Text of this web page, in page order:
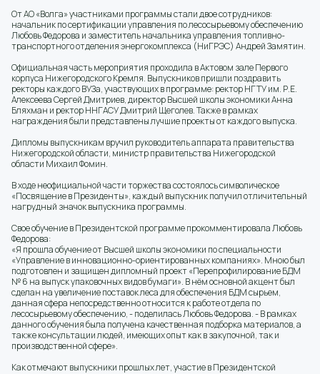
От АО «Волга» участниками программы стали двое сотрудников:
начальник по сертификации управления по лесосырьевому обеспечению
Любовь Федорова и заместитель начальника управления топливно-
транспортного отделения энергокомплекса (НиГРЭС) Андрей Замятин.
Официальная часть мероприятия проходила в Актовом зале Первого
корпуса Нижегородского Кремля. Выпускников пришли поздравить
ректоры каждого ВУЗа, участвующих в программе: ректор НГТУ им. Р.Е.
Алексеева Сергей Дмитриев, директор Высшей школы экономики Анна
Бляхман и ректор ННГАСУ Дмитрий Щеголев. Также в рамках
награждения были представлены лучшие проекты от каждого выпуска.
Дипломы выпускникам вручил руководитель аппарата правительства
Нижегородской области, министр правительства Нижегородской
области Михаил Фомин.
В ходе неофициальной части торжества состоялось символическое
«Посвящение в Президенты», каждый выпускник получил отличительный
нагрудный значок выпускника программы.
Свое обучение в Президентской программе прокомментировала Любовь
Федорова:
«Я прошла обучение от Высшей школы экономики по специальности
«Управление в инновационно-ориентированных компаниях». Мною был
подготовлен и защищен дипломный проект «Перепрофилирование БДМ
№ 6 на выпуск упаковочных видов бумаги». В нём основной акцент был
сделан на увеличение поставок леса для обеспечения БДМ сырьем,
данная сфера непосредственно относится к работе отдела по
лесосырьевому обеспечению, - поделилась Любовь Федорова. - В рамках
данного обучения была получена качественная подборка материалов, а
также консультации людей, имеющих опыт как в закупочной, так и
производственной сфере».
Как отмечают выпускники прошлых лет, участие в Президентской